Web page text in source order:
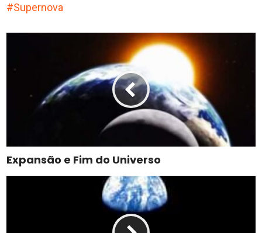
Supernova
Expansão e Fim do Universo